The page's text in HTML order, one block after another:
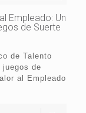
Empleado: Un
de Suerte
de Talento
juegos de
al Empleado